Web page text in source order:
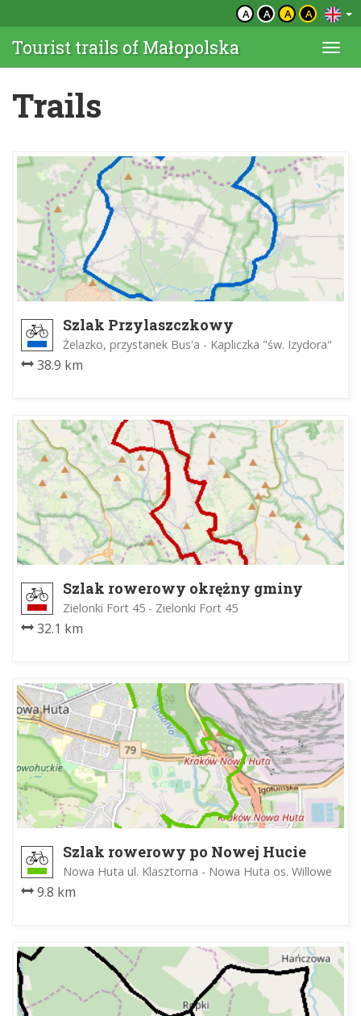
A A A A
Tourist trails of Małopolska
Trails
Szlak Przylaszczkowy
Żelazko, przystanek Bus'a - Kapliczka "św. Izydora"
38.9 km
Szlak rowerowy okrężny gminy
Zielonki
Zielonki Fort 45 - Zielonki Fort 45
32.1 km
Szlak rowerowy po Nowej Hucie
Nowa Huta ul. Klasztorna - Nowa Huta os. Willowe
9.8 km